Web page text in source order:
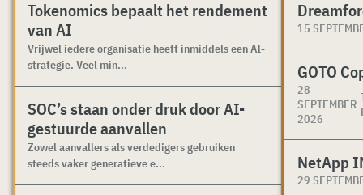
Tokenomics bepaalt het rendement
van AI
Vrijwel iedere organisatie heeft inmiddels een AI-
strategie. Veel min...
SOC’s staan onder druk door AI-
gestuurde aanvallen
Zowel aanvallers als verdedigers gebruiken
steeds vaker generatieve e...
15
GOTO
28
SEPTEMBER
2026
NetApp
29